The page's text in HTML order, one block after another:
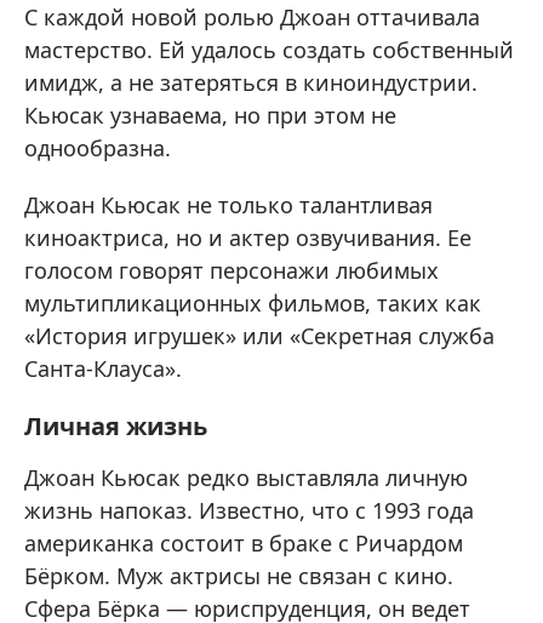
С каждой новой ролью Джоан оттачивала
мастерство. Ей удалось создать собственный
имидж, а не затеряться в киноиндустрии.
Кьюсак узнаваема, но при этом не
однообразна.
Джоан Кьюсак не только талантливая
киноактриса, но и актер озвучивания. Ее
голосом говорят персонажи любимых
мультипликационных фильмов, таких как
«История игрушек» или «Секретная служба
Санта-Клауса».
Личная жизнь
Джоан Кьюсак редко выставляла личную
жизнь напоказ. Известно, что с 1993 года
американка состоит в браке с Ричардом
Бёрком. Муж актрисы не связан с кино.
Сфера Бёрка — юриспруденция, он ведет